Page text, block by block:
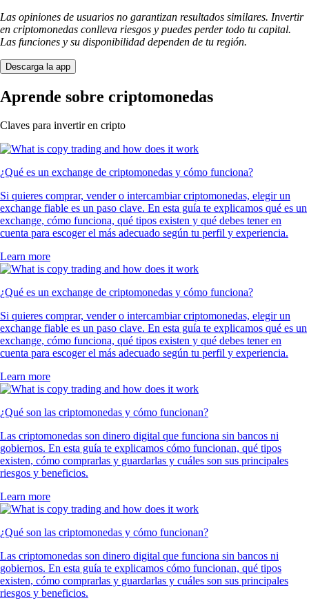
Las opiniones de usuarios no garantizan resultados similares. Invertir
en criptomonedas conlleva riesgos y puedes perder todo tu capital.
Las funciones y su disponibilidad dependen de tu región.
Descarga la app
Aprende sobre criptomonedas
Claves para invertir en cripto
¿Qué es un exchange de criptomonedas y cómo funciona?
Si quieres comprar, vender o intercambiar criptomonedas, elegir un
exchange fiable es un paso clave. En esta guía te explicamos qué es un
exchange, cómo funciona, qué tipos existen y qué debes tener en
cuenta para escoger el más adecuado según tu perfil y experiencia.
Learn more
¿Qué es un exchange de criptomonedas y cómo funciona?
Si quieres comprar, vender o intercambiar criptomonedas, elegir un
exchange fiable es un paso clave. En esta guía te explicamos qué es un
exchange, cómo funciona, qué tipos existen y qué debes tener en
cuenta para escoger el más adecuado según tu perfil y experiencia.
Learn more
¿Qué son las criptomonedas y cómo funcionan?
Las criptomonedas son dinero digital que funciona sin bancos ni
gobiernos. En esta guía te explicamos cómo funcionan, qué tipos
existen, cómo comprarlas y guardarlas y cuáles son sus principales
riesgos y beneficios.
Learn more
¿Qué son las criptomonedas y cómo funcionan?
Las criptomonedas son dinero digital que funciona sin bancos ni
gobiernos. En esta guía te explicamos cómo funcionan, qué tipos
existen, cómo comprarlas y guardarlas y cuáles son sus principales
riesgos y beneficios.